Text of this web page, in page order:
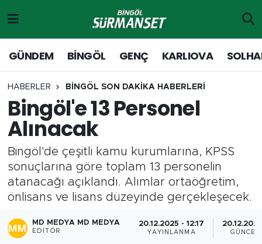
GÜNDEM BİNGÖL GENÇ KARLIOVA
HABERLER BİNGÖL SON DAKİKA HABERLERİ
Bingöl'e 13 Personel
Alınacak
Bingöl'de çeşitli kamu kurumlarına, KPSS
sonuçlarına göre toplam 13 personelin
atanacağı açıklandı. Alımlar ortaöğretim,
önlisans ve lisans düzeyinde gerçekleşecek.
MD MEDYA MD MEDYA
EDITÖR
20.12.2025 - 12:17
YAYINLANMA
Genç
Solhan
Karlıova
Adaklı-Kiğı
Yayladere-Yedisu
MD Prestij Dergisi
Merkez Hava Durumu
Merkez Trafik Yoğunluk Haritası
Süper Lig Puan Durumu ve Fikstür
Tüm Manşetler
Son Dakika Haberleri
Haber Arşivi